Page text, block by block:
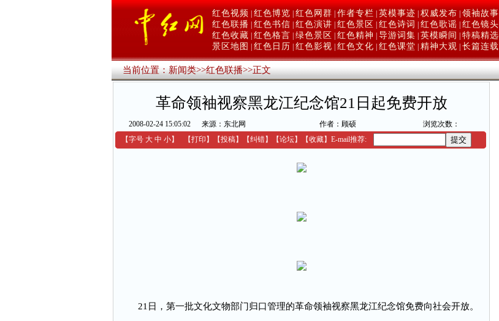
红色视频 红色博览 红色网群 作者专栏 英模事迹 权威发布 领袖故事
红色联播 红色书信 红色演讲 红色景区 红色诗词 红色歌谣 红色镜头
红色收藏 红色格言 绿色景区 红色精神 导游词集 英模瞬间 特稿精选
景区地图
红色日历 红色影视 红色文化 红色课堂 精神大观 长篇连载
当前位置：新闻类>>红色联播>>正文
革命领袖视察黑龙江纪念馆21日起免费开放
2008-02-24 15:05:02 来源：东北网 作者：顾硕
浏览次数：
【字号 大 中 小】 【打印 】 【投稿】 【纠错】 【论坛】 【收藏】 E-mail推荐:
21日，第一批文化文物部门归口管理的革命领袖视察黑龙江纪念馆免费向社会开放。